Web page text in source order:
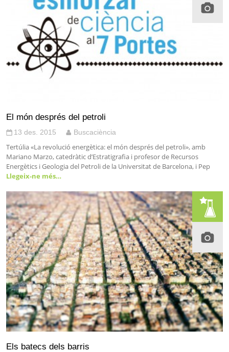
El món després del petroli
13 des. 2015 Buscaciència
Tertúlia «La revolució energètica: el món després del petroli», amb
Mariano Marzo, catedràtic d’Estratigrafia i profesor de Recursos
Energètics i Geologia del Petroli de la Universitat de Barcelona, i Pep
Llegeix-ne més…
Els batecs dels barris